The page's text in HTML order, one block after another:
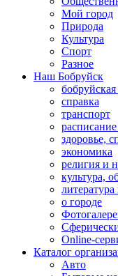
Мой город
Природа
Культура
Спорт
Разное
Наш Бобруйск
справка
транспорт
здоровье,
экономика
религия и
культура,
о городе
Online-
Каталог
Авто